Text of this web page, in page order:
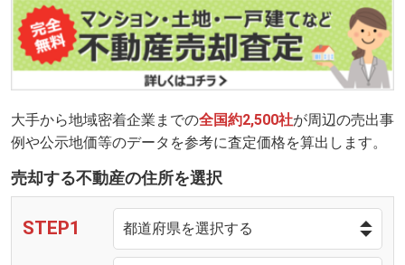
大手から地域密着企業までの全国約2,500社が周辺の売出事
例や公示地価等のデータを参考に査定価格を算出します。
売却する不動産の住所を選択
STEP1